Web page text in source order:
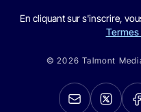
En cliquant sur s'inscrire,
© 2026 Talmont